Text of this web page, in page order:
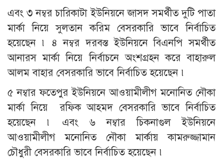
এবং ৩ নম্বর চারিকাটা ইউনিয়নে জাসদ সমর্থীত দুটি পাতা
মার্কা নিয়ে সুলতান করিম বেসরকারি ভাবে নির্বাচিত
হয়েছেন ৷ ৪ নম্বর দরবস্ত ইউনিয়নে বিএনপি সমর্থীত
আনারস মার্কা নিয়ে নির্বাচনে অংশগ্রহন করে বাহারুল
আলম বাহার বেসরকারি ভাবে নির্বাচিত হয়েছেন ৷
৫ নম্বার ফতেপুর ইউনিয়নে আওয়ামীলীগ মনোনিত নৌকা
মার্কা নিয়ে রফিক আহমদ বেসরকারি ভাবে নির্বাচিত
হয়েছেন ৷ এবং ৬ নম্বার চিকনাগুল ইউনিয়নে
আওয়ামীলীগ মনোনিত নৌকা মার্কায় কামরুজ্জামান
চৌধুরী বেসরকারি ভাবে নির্বাচিত হয়েছেন ৷